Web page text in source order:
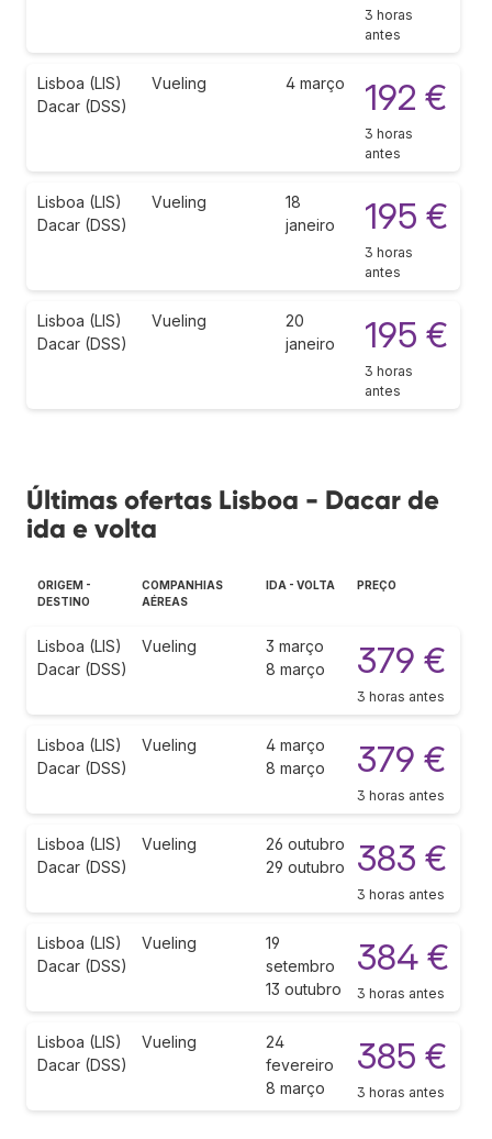
3 horas
antes
Lisboa (LIS)
Dacar (DSS)
Vueling 4 março 192 €
3 horas
antes
Lisboa (LIS)
Dacar (DSS)
Vueling
18
janeiro
195 €
3 horas
antes
Lisboa (LIS)
Dacar (DSS)
Vueling
20
janeiro
195 €
3 horas
antes
Últimas ofertas Lisboa - Dacar de
ida e volta
ORIGEM -
DESTINO
COMPANHIAS
AÉREAS
IDA - VOLTA PREÇO
Lisboa (LIS)
Dacar (DSS)
Vueling
3 março
8 março
379 €
3 horas antes
Lisboa (LIS)
Dacar (DSS)
Vueling
4 março
8 março
379 €
3 horas antes
Lisboa (LIS)
Dacar (DSS)
Vueling
26 outubro
29 outubro
383 €
3 horas antes
Lisboa (LIS)
Dacar (DSS)
Vueling
19
setembro
13 outubro
384 €
3 horas antes
Lisboa (LIS)
Dacar (DSS)
Vueling
24
fevereiro
8 março
385 €
3 horas antes